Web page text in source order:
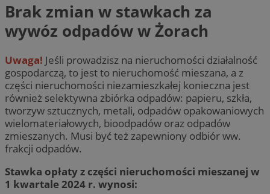
Brak zmian w stawkach za
wywóz odpadów w Żorach
Uwaga! Jeśli prowadzisz na nieruchomości działalność
gospodarczą, to jest to nieruchomość mieszana, a z
części nieruchomości niezamieszkałej konieczna jest
również selektywna zbiórka odpadów: papieru, szkła,
tworzyw sztucznych, metali, odpadów opakowaniowych
wielomateriałowych, bioodpadów oraz odpadów
zmieszanych. Musi być też zapewniony odbiór ww.
frakcji odpadów.
Stawka opłaty z części nieruchomości mieszanej w
1 kwartale 2024 r. wynosi: